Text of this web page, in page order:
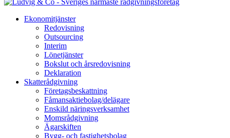
Ekonomitjänster
Redovisning
Outsourcing
Interim
Lönetjänster
Bokslut och årsredovisning
Deklaration
Skatterådgivning
Företagsbeskattning
Fåmansaktiebolag/delägare
Enskild näringsverksamhet
Momsrådgivning
Ägarskiften
Bygg- och fastighetsbolag